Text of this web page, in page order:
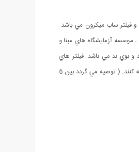
فیلتر تصفيه آب SWS تنها محصولي است كه در دنيا توانايي حذف مواد مضر را بدون تاثير در مواد معدني دارد.اين فیلتر تركيبي از فيلتر كربني ، تبادل يوني (غير رزيني) ، فيلتر ATS و فيلتر ساب ميكرون مي باشد.
در كمتر از چند دقيقه نصب و آماده استفاده مي گردد. همچنين از معتبر ترين موسسات بهداشتي دنيا نظير بنياد ملي بهداشت آمريكا (مطابق با استاندارد هاي 42 و 53) ، موسسه آزمايشگاه هاي مبنا و
و بوي بد مي باشد. فيلتر هاي
دستگاه مي توانند با حفظ مواد معدني براي انجام هيدراسيون مطلوب تر تامين كننده نياز هاي سلامتي شما باشد. فیلتر تصفيه آب SWS مي توانند به ميزان 10000 ليتر آب را تصفيه كنند. ( توصيه مي گردد بين 6